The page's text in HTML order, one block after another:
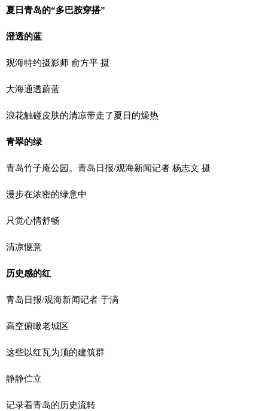
夏日青岛的“多巴胺穿搭”
澄透的蓝
观海特约摄影师 俞方平 摄
大海通透蔚蓝
浪花触碰皮肤的清凉带走了夏日的燥热
青翠的绿
青岛竹子庵公园。青岛日报/观海新闻记者 杨志文 摄
漫步在浓密的绿意中
只觉心情舒畅
清凉惬意
历史感的红
青岛日报/观海新闻记者 于滈
高空俯瞰老城区
这些以红瓦为顶的建筑群
静静伫立
记录着青岛的历史流转